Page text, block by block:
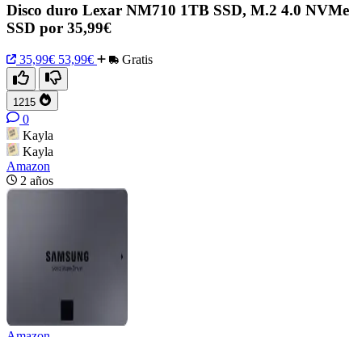
Disco duro Lexar NM710 1TB SSD, M.2 4.0 NVMe
SSD por 35,99€
35,99€ 53,99€ Gratis
1215
0
Kayla
Kayla
Amazon
2 años